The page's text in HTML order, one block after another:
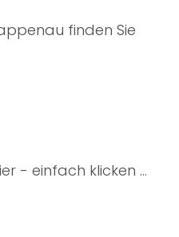
finden Sie
- einfach klicken ...